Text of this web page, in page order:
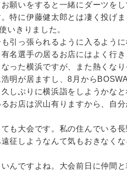
願いをすると一緒にダーツを
特に伊藤健太郎とは凄く投げ
いきりました。
も引っ張られるように入るよう
名選手の居るお店にはよく行き
った横浜ですが、また熱くなり
明が居ますし、8月から
しぶりに横浜詣をしようかなと
お店は沢山有りますから、自
も大会です。私の住んでいる
征しようなんて気もおきなく
んですよね。大会前日に仲間